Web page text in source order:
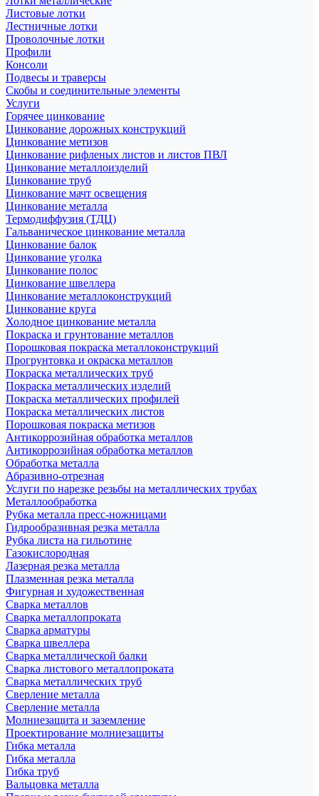
Листовые лотки
Лестничные лотки
Проволочные лотки
Профили
Консоли
Подвесы и траверсы
Скобы и соединительные элементы
Услуги
Горячее цинкование
Цинкование дорожных конструкций
Цинкование метизов
Цинкование рифленых листов и листов ПВЛ
Цинкование металлоизделий
Цинкование труб
Цинкование мачт освещения
Цинкование металла
Термодиффузия (ТДЦ)
Гальваническое цинкование металла
Цинкование балок
Цинкование уголка
Цинкование полос
Цинкование швеллера
Цинкование металлоконструкций
Цинкование круга
Холодное цинкование металла
Покраска и грунтование металлов
Порошковая покраска металлоконструкций
Прогрунтовка и окраска металлов
Покраска металлических труб
Покраска металлических изделий
Покраска металлических профилей
Покраска металлических листов
Порошковая покраска метизов
Антикоррозийная обработка металлов
Антикоррозийная обработка металлов
Обработка металла
Абразивно-отрезная
Услуги по нарезке резьбы на металлических трубах
Металлообработка
Рубка металла пресс-ножницами
Гидрообразивная резка металла
Рубка листа на гильотине
Газокислородная
Лазерная резка металла
Плазменная резка металла
Фигурная и художественная
Сварка металлов
Сварка металлопроката
Сварка арматуры
Сварка швеллера
Сварка металлической балки
Сварка листового металлопроката
Сварка металлических труб
Сверление металла
Сверление металла
Молниезащита и заземление
Проектирование молниезащиты
Гибка металла
Гибка металла
Гибка труб
Вальцовка металла